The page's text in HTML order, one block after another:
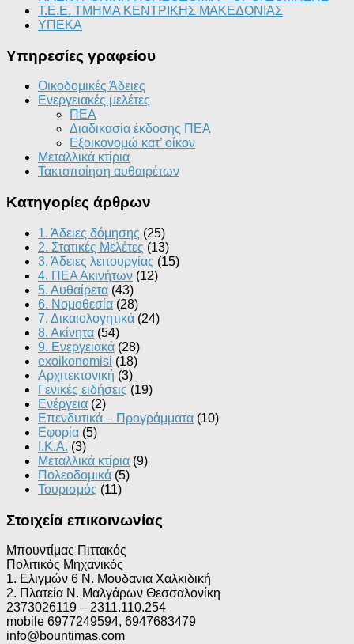
Τ.Ε.Ε. ΤΜΗΜΑ ΚΕΝΤΡΙΚΗΣ ΜΑΚΕΔΟΝΙΑΣ
ΥΠΕΚΑ
Υπηρεσίες γραφείου
Οικοδομικές Άδειες
Ενεργειακές μελέτες
ΠΕΑ
Διαδικασία έκδοσης ΠΕΑ
Εξοικονομώ κατ’ οίκoν
Μεταλλικά κτίρια
Τακτοποίηση αυθαιρέτων
Κατηγορίες άρθρων
1. Άδειες δόμησης (25)
2. Στατικές Μελέτες (13)
3. Άδειες λειτουργίας (15)
4. ΠΕΑ Ακινήτων (12)
5. Αυθαίρετα (43)
6. Νομοθεσία (28)
7. Δικαιολογητικά (24)
8. Ακίνητα (54)
9. Ενεργειακά (28)
exoikonomisi (18)
Αρχιτεκτονική (3)
Γενικές ειδήσεις (19)
Ενέργεια (2)
Επενδυτικά – Προγράμματα (10)
Εφορία (5)
Ι.Κ.Α. (3)
Μεταλλικά κτίρια (9)
Πολεοδομικά (5)
Τουρισμός (11)
Στοιχεία επικοινωνίας
Μπουντίμας Πιττακός
Πολιτικός Μηχανικός
1. Ελιγμών 6 Ν. Μουδανια Χαλκιδική
2. Πλατεία Ν. Μαλγάρων Θεσσαλονίκη
2373026119 – 2311.110.254
mobile 6977249594, 6947683479
info@bountimas.com